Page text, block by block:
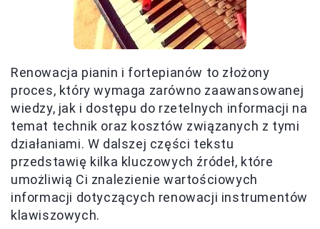
Renowacja pianin i fortepianów to złożony
proces, który wymaga zarówno zaawansowanej
wiedzy, jak i dostępu do rzetelnych informacji na
temat technik oraz kosztów związanych z tymi
działaniami. W dalszej części tekstu
przedstawię kilka kluczowych źródeł, które
umożliwią Ci znalezienie wartościowych
informacji dotyczących renowacji instrumentów
klawiszowych.